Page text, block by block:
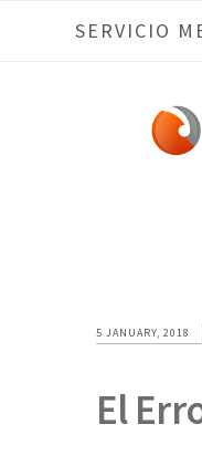
SERVICIO
5 JANUARY, 2018
El